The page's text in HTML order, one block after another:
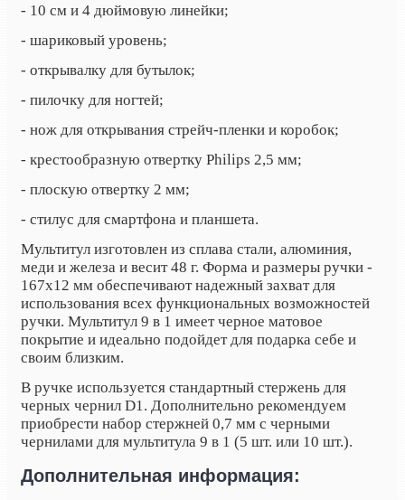
- 10 см и 4 дюймовую линейки;
- шариковый уровень;
- открывалку для бутылок;
- пилочку для ногтей;
- нож для открывания стрейч-пленки и коробок;
- крестообразную отвертку Philips 2,5 мм;
- плоскую отвертку 2 мм;
- стилус для смартфона и планшета.
Мультитул изготовлен из сплава стали, алюминия,
меди и железа и весит 48 г. Форма и размеры ручки -
167x12 мм обеспечивают надежный захват для
использования всех функциональных возможностей
ручки. Мультитул 9 в 1 имеет черное матовое
покрытие и идеально подойдет для подарка себе и
своим близким.
В ручке используется стандартный стержень для
черных чернил D1. Дополнительно рекомендуем
приобрести набор стержней 0,7 мм с черными
чернилами для мультитула 9 в 1 (5 шт. или 10 шт.).
Дополнительная информация: